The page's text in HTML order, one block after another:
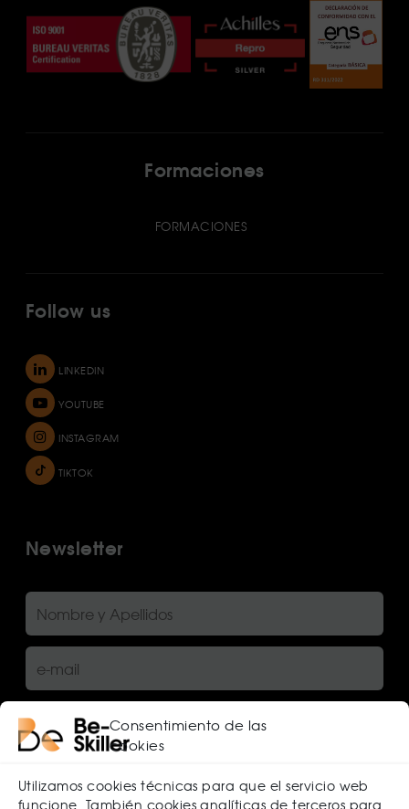
Consentimiento de las
cookies
Utilizamos cookies técnicas para que el servicio web
funcione. También cookies analíticas de terceros para
Formaciones
FORMACIONES
Follow us
LINKEDIN
YOUTUBE
INSTAGRAM
TIKTOK
Newsletter
He leído y acepto la política de privacidad